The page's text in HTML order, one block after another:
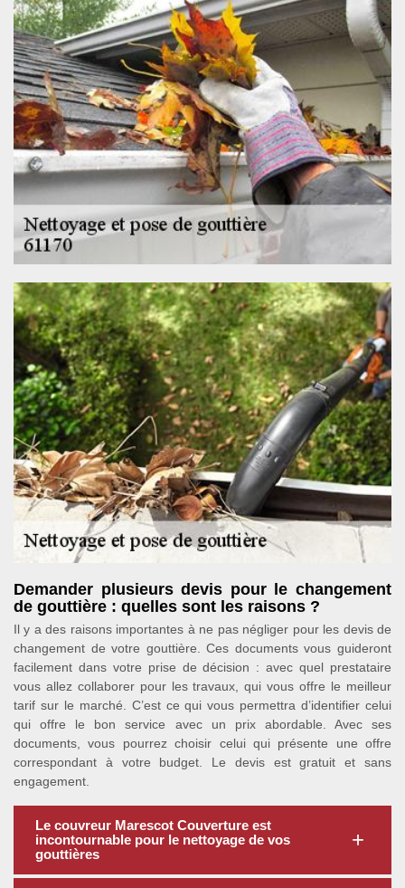
Demander plusieurs devis pour le changement
de gouttière : quelles sont les raisons ?
Il y a des raisons importantes à ne pas négliger pour les devis de
changement de votre gouttière. Ces documents vous guideront
facilement dans votre prise de décision : avec quel prestataire
vous allez collaborer pour les travaux, qui vous offre le meilleur
tarif sur le marché. C’est ce qui vous permettra d’identifier celui
qui offre le bon service avec un prix abordable. Avec ses
documents, vous pourrez choisir celui qui présente une offre
correspondant à votre budget. Le devis est gratuit et sans
engagement.
Le couvreur Marescot Couverture est
incontournable pour le nettoyage de vos
gouttières